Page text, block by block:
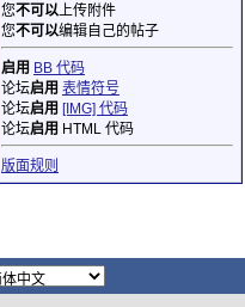
您不可以上传附件
您不可以编辑自己的帖子
启用 BB 代码
论坛启用 表情符号
论坛启用 [IMG] 代码
论坛启用 HTML 代码
版面规则